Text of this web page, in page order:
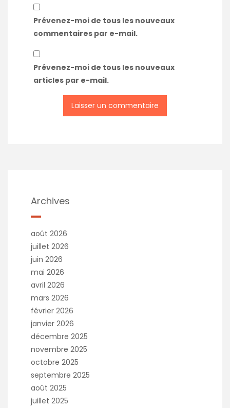
Prévenez-moi de tous les nouveaux
commentaires par e-mail.
Prévenez-moi de tous les nouveaux
articles par e-mail.
Archives
août 2026
juillet 2026
juin 2026
mai 2026
avril 2026
mars 2026
février 2026
janvier 2026
décembre 2025
novembre 2025
octobre 2025
septembre 2025
août 2025
juillet 2025